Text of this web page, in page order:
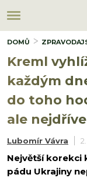
DOMŮ
Kreml
každým
do toho
ale
Lubomír Vávra
Největší korekci
pádu Ukrajiny